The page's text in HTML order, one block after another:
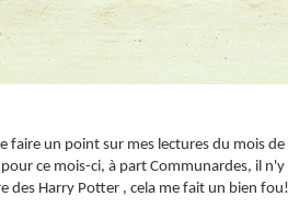
faire un point sur mes lectures du mois
ce mois-ci, à part Communardes, il
des Harry Potter , cela me fait un bien fou!